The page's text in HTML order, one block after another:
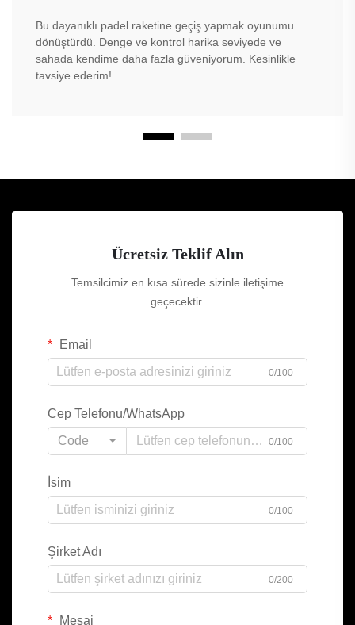
Bu dayanıklı padel raketine geçiş yapmak oyunumu
dönüştürdü. Denge ve kontrol harika seviyede ve
sahada kendime daha fazla güveniyorum. Kesinlikle
tavsiye ederim!
Ücretsiz Teklif Alın
Temsilcimiz en kısa sürede sizinle iletişime
geçecektir.
Email
0/100
Cep Telefonu/WhatsApp
Code
0/100
İsim
0/100
Şirket Adı
0/200
Mesaj